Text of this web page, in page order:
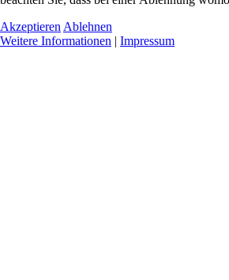
Akzeptieren Ablehnen
Weitere Informationen | Impressum